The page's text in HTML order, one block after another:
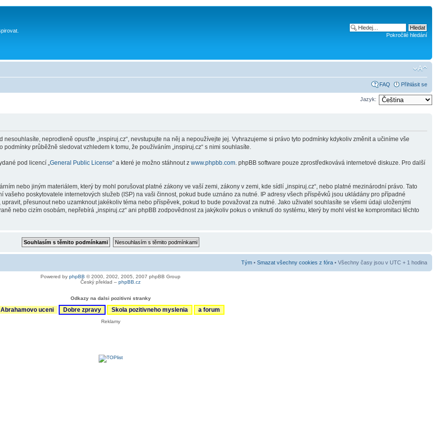
Pokročilé hledání
FAQ Přihlásit se
Jazyk:
neprodleně opusťte „inspiruj.cz“, nevstupujte na něj a nepoužívejte jej. Vyhrazujeme si právo tyto podmínky kdykoliv změnit a učiníme vše
průběžně sledovat vzhledem k tomu, že používáním „inspiruj.cz“ s nimi souhlasíte.
pod licencí „ General Public License“ a které je možno stáhnout z www.phpbb.com . phpBB software pouze zprostředkovává internetové diskuze. Pro další
nebo jiným materiálem, který by mohl porušovat platné zákony ve vaší zemi, zákony v zemi, kde sídlí „inspiruj.cz“, nebo platné mezinárodní právo. Tato
poskytovatele internetových služeb (ISP) na vaši činnost, pokud bude uznáno za nutné. IP adresy všech příspěvků jsou ukládány pro případné
přesunout nebo uzamknout jakékoliv téma nebo příspěvek, pokud to bude považovat za nutné. Jako uživatel souhlasíte se všemi údaji uloženými
nebo cizím osobám, nepřebírá „inspiruj.cz“ ani phpBB zodpovědnost za jakýkoliv pokus o vniknutí do systému, který by mohl vést ke kompromitaci těchto
Tým • Smazat všechny cookies z fóra • Všechny časy jsou v UTC + 1 hodina
Powered by phpBB © 2000, 2002, 2005, 2007 phpBB Group
Český překlad – phpBB.cz
Odkazy na dalsi pozitivni stranky
Abrahamovo uceni Dobre zpravy Skola pozitivneho myslenia a forum
Reklamy